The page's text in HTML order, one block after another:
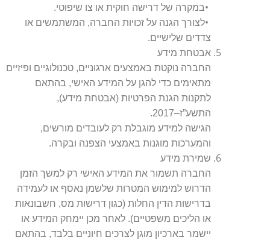
•במקרה של דרישה חוקית או צו שיפוטי.
•לצורך הגנה על זכויות החברה, המשתמשים או
צדדים שלישיים.
אבטחת מידע
החברה נוקטת באמצעים ארגוניים, טכנולוגיים ופיזיים
מתאימים כדי להגן על המידע האישי, בהתאם
לתקנות הגנת הפרטיות (אבטחת מידע),
התשע”ז–2017
.
הגישה למידע מוגבלת רק לעובדים מורשים,
והמערכות מוגנות באמצעי הצפנה ובקרה.
שמירת מידע
החברה תשמור את המידע האישי רק למשך הזמן
הדרוש למימוש המטרות שלשמן נאסף או לעמידה
בדרישות הדין החלות (כגון דרישות מס, חשבונאות
או הליכים משפטיים). לאחר מכן יימחק המידע או
יישמר בארכיון מוגן לצרכים חיוניים בלבד, בהתאם